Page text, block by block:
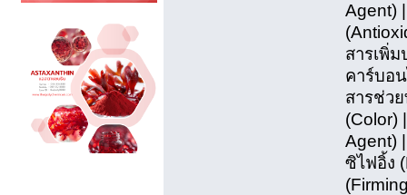
Agent)
สารเพิ่
คาร์บอ
สารช่ว
(Color)
Agent)
ซิไฟอิ้ง